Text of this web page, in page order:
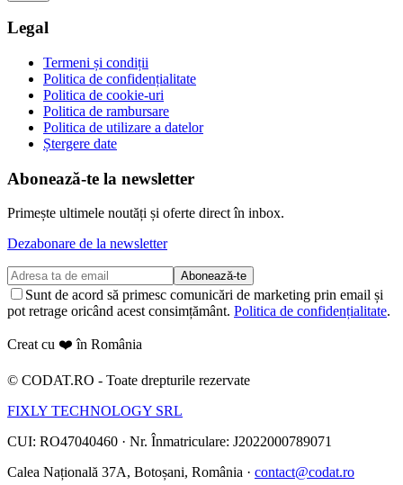
Legal
Termeni și condiții
Politica de confidențialitate
Politica de cookie-uri
Politica de rambursare
Politica de utilizare a datelor
Ștergere date
Abonează-te la newsletter
Primește ultimele noutăți și oferte direct în inbox.
Dezabonare de la newsletter
Abonează-te
Sunt de acord să primesc comunicări de marketing prin email și
pot retrage oricând acest consimțământ. Politica de confidențialitate.
Creat cu ❤️ în România
© CODAT.RO - Toate drepturile rezervate
FIXLY TECHNOLOGY SRL
CUI: RO47040460 · Nr. Înmatriculare: J2022000789071
Calea Națională 37A, Botoșani, România · contact@codat.ro